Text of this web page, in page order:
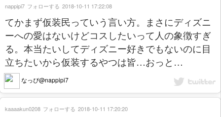
てかまず仮装民っていう言い方。まさにディズニ
ーへの愛はないけどコスしたいって人の象徴すぎ
る。本当たいしてディズニー好きでもないのに目
立ちたいから仮装するやつは皆…おっと…
なっぴ@nappipi7
nappipi7 フォローする 2018-10-11 17:22:08
kaaaakun0208 フォローする 2018-10-11 17:20:20